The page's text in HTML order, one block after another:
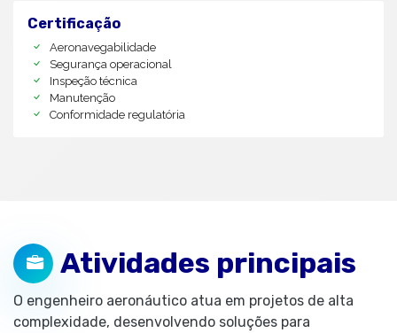
Certificação
Aeronavegabilidade
Segurança operacional
Inspeção técnica
Manutenção
Conformidade regulatória
Atividades principais
O engenheiro aeronáutico atua em projetos de alta
complexidade, desenvolvendo soluções para